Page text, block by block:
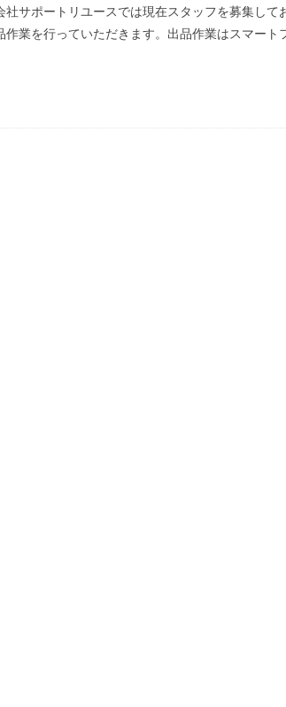
サポートリユースでは現在スタッフを募集し
業を行っていただきます。出品作業はスマー